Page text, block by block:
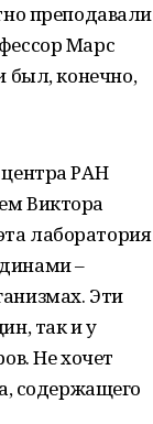
преподавали
Марс
был, конечно,
РАН
Виктора
лаборатория
–
Эти
так и у
Не хочет
содержащего